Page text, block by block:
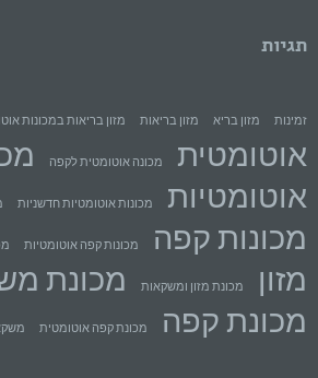
תגיות
זמינות מזון בריא מזון בריאות מזון בריאות במכונות
אוטומטית
מכונה אוטומטית לקפה
אוטומטיות
מכונות אוטומטיות חדשניות
מכונות קפה מכונות קפה אוטומטיות
מזון
מכונת מזון ומשקאות
מכונת
מכונת קפה
מכונת קפה אוטומטית